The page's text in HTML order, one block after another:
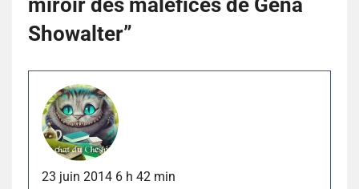
Showalter”
23 juin 2014 6 h 42 min